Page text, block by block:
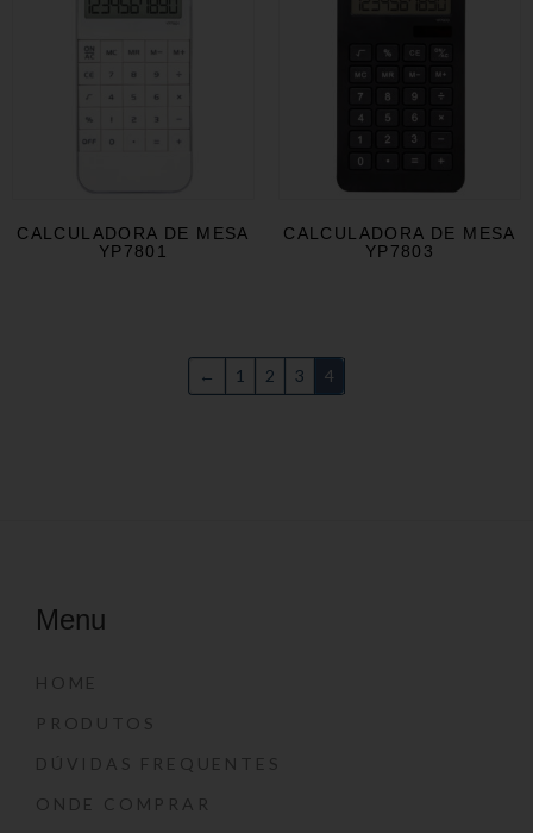
CALCULADORA DE MESA
YP7801
CALCULADORA DE MESA
YP7803
← 1 2 3 4
Menu
HOME
PRODUTOS
DÚVIDAS FREQUENTES
ONDE COMPRAR